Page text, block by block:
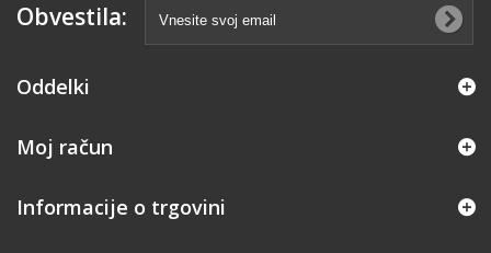
Obvestila:
Oddelki
Moj račun
Informacije o trgovini